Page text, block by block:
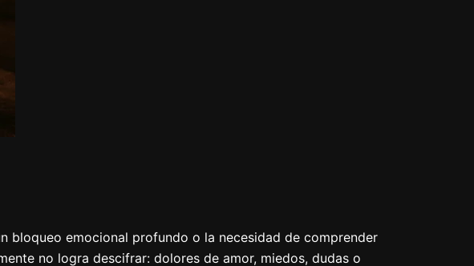
bloqueo emocional profundo o la necesidad de comprender
no logra descifrar: dolores de amor, miedos, dudas o